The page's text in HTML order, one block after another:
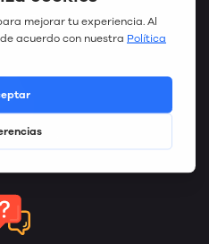
Gratis
dentro de: 5-10 days
de pago